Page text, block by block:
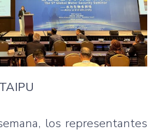
los representantes